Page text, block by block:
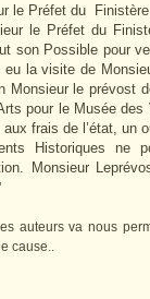
le Préfet du
le Préfet du
son Possible pour
eu la visite de
Monsieur le prévost
pour le Musée
frais de l’état, un
Historiques ne
Monsieur
auteurs va nous
cause..